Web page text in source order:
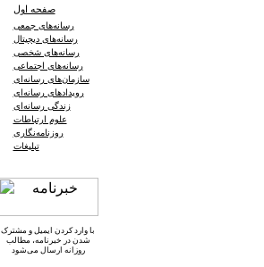
صفحه اول
رسانه‌های جمعی
رسانه‌های دیجیتال
رسانه‌های شخصی
رسانه‌های اجتماعی
سازمان‌های رسانه‌ای
رویدادهای رسانه‌ای
زندگی رسانه‌ای
علوم ارتباطات
روزنامه‌نگاری
تبلیغات
با وارد کردن ایمیل و مشترک
شدن در خبرنامه، مطالب
روزانه ارسال می‌شود